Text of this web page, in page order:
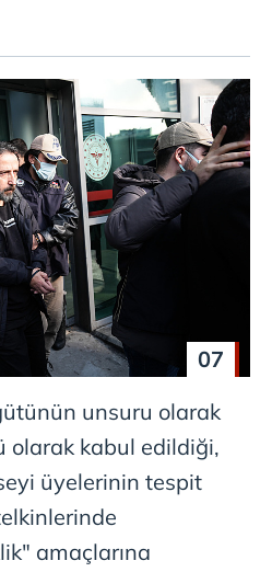
07
unsuru olarak
olarak kabul edildiği,
üyelerinin tespit
amaçlarına